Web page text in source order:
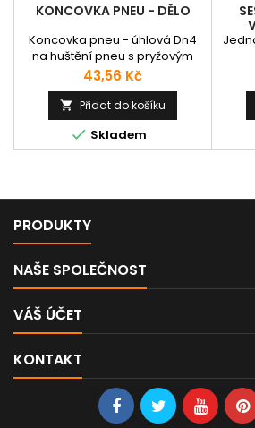
KONCOVKA PNEU - DĚLO
Koncovka pneu - úhlová Dn4
na huštění pneu s pryžovým
těsněním.
Cena
43,56 Kč
 Přidat do košíku
 Skladem
PRODUKTY
NAŠE SPOLEČNOST
VÁŠ ÚČET
KONTAKT